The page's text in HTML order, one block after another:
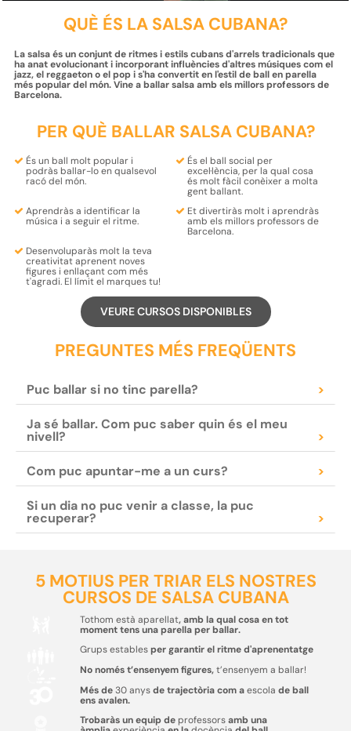
QUÈ ÉS LA SALSA CUBANA?
La salsa és un conjunt de ritmes i estils cubans d'arrels tradicionals que
ha anat evolucionant i incorporant influències d'altres músiques com el
jazz, el reggaeton o el pop i s'ha convertit en l'estil de ball en parella
més popular del món. Vine a ballar salsa amb els millors professors de
Barcelona.
PER QUÈ BALLAR SALSA CUBANA?
És un ball molt popular i
podràs ballar-loen qualsevol
racó del món.
És el ball social per
excel·lència, per la qual cosa
és molt fàcil conèixera molta
gentballant.
Aprendràs a identificar la
música i a seguir el ritme.
Etdivertiràsmolt i aprendràs
amb elsmillors professorsde
Barcelona.
Desenvoluparàs molt la teva
creativitataprenentnoves
figuresi enllaçant com més
t'agradi. El límit el marques tu!
VEURE CURSOS DISPONIBLES
PREGUNTES MÉS FREQÜENTS
Puc ballar si no tinc parella? >
Ja sé ballar. Com puc saber quin és el meu
nivell? >
Com puc apuntar-me a un curs? >
Si un dia no puc venir a classe, la puc
recuperar? >
5 MOTIUS PER TRIAR ELS NOSTRES
CURSOS DE SALSA CUBANA
Tothom està aparellat, amb la qual cosa en tot
moment tens una parella per ballar.
Grups establesper garantir el ritme d'aprenentatge
No només t’ensenyem figures,t’ensenyem a ballar!
Més de30 anysde trajectòria com aescola de ball
ens avalen.
Trobaràs un equip deprofessorsamb una